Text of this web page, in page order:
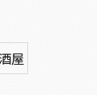
屋